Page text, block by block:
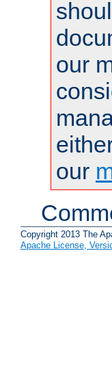
our
our
Copyright 2013 The
Apache License,